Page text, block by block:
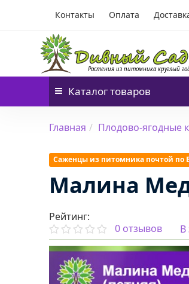
Контакты Оплата
Каталогтоваров
Главная Плодово-ягодные
Саженцы из питомника почтой по
Малина
Рейтинг:
0 отзывов
В